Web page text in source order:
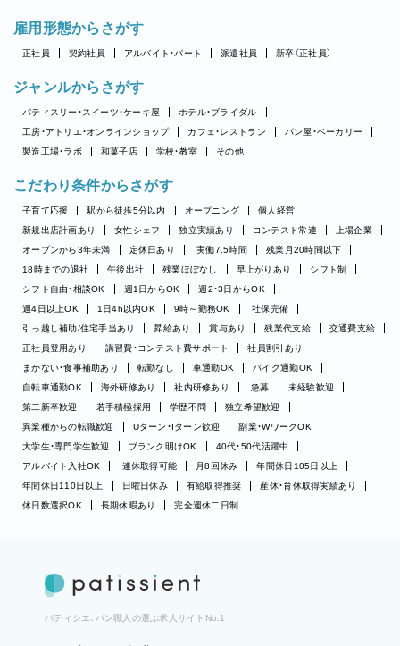
雇用形態からさがす
正社員 契約社員 アルバイト・パート 派遣社員 新卒（正社員）
ジャンルからさがす
パティスリー・スイーツ・ケーキ屋
ホテル・ブライダル
工房・アトリエ・オンラインショップ
カフェ・レストラン
パン屋・ベーカリー
製造工場・ラボ
和菓子店 学校・教室 その他
こだわり条件からさがす
子育て応援 駅から徒歩5分以内 オープニング
個人経営
新規出店計画あり
女性シェフ 独立実績あり コンテスト常連
上場企業
オープンから3年未満
定休日あり 実働7.5時間
残業月20時間以下
18時までの退社
午後出社 残業ほぼなし 早上がりあり
シフト制
シフト自由・相談OK
週1日からOK
週2・3日からOK
週4日以上OK
1日4h以内OK 9時～勤務OK
社保完備
引っ越し補助/住宅手当あり
昇給あり 賞与あり 残業代支給
交通費支給
正社員登用あり
講習費・コンテスト費サポート
社員割引あり
まかない・食事補助あり
転勤なし 車通勤OK
バイク通勤OK
自転車通勤OK
海外研修あり 社内研修あり 急募
未経験歓迎
第二新卒歓迎
若手積極採用 学歴不問
独立希望歓迎
異業種からの転職歓迎
Uターン・Iターン歓迎
副業・WワークOK
大学生・専門学生歓迎
ブランク明けOK
40代・50代活躍中
アルバイト入社OK
連休取得可能 月8回休み
年間休日105日以上
年間休日110日以上
日曜日休み 有給取得推奨
産休・育休取得実績あり
休日数選択OK
長期休暇あり 完全週休二日制
パティシエ、パン職人の選ぶ求人サイトNo.1